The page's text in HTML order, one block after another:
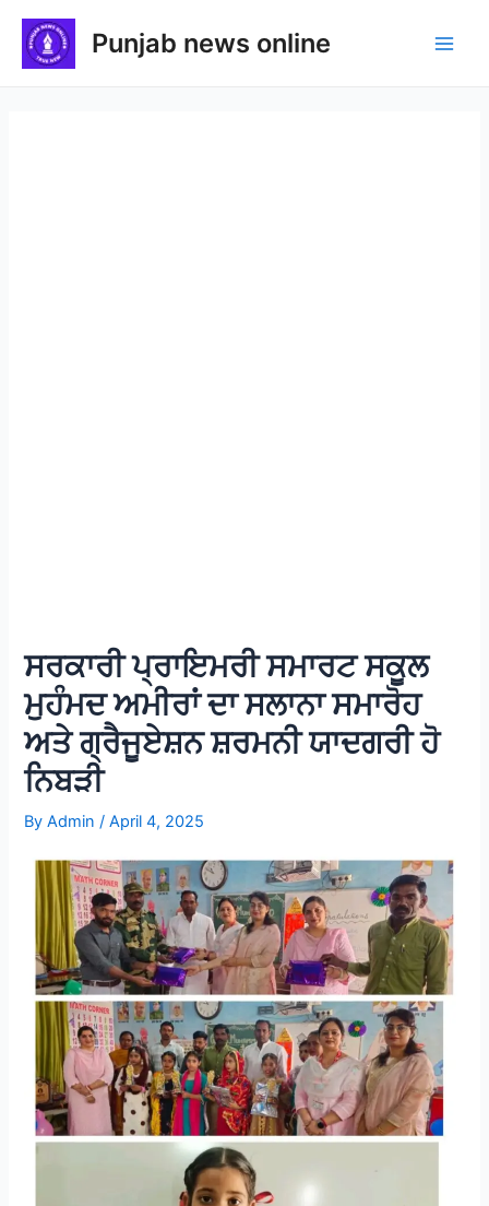
content
Punjab news online
ਸਰਕਾਰੀ ਪ੍ਰਾਇਮਰੀ ਸਮਾਰਟ ਸਕੂਲ
ਮੁਹੰਮਦ ਅਮੀਰਾਂ ਦਾ ਸਲਾਨਾ ਸਮਾਰੋਹ
ਅਤੇ ਗ੍ਰੈਜੂਏਸ਼ਨ ਸ਼ਰਮਨੀ ਯਾਦਗਰੀ ਹੋ
ਨਿਬੜੀ
ByAdmin/April 4, 2025